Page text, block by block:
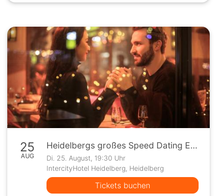
25
AUG
Heidelbergs großes Speed Dating Event
Di. 25. August, 19:30 Uhr
IntercityHotel Heidelberg, Heidelberg
Tickets buchen